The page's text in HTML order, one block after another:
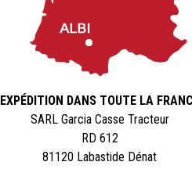
EXPÉDITION DANS TOUTE LA
SARL Garcia Casse Tracteur
RD 612
81120 Labastide Dénat